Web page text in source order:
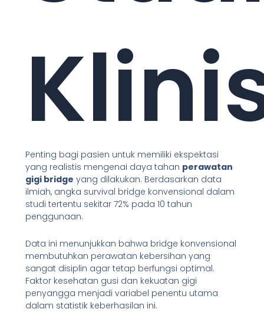
Penting bagi pasien untuk memiliki ekspektasi
yang realistis mengenai daya tahan perawatan
gigi bridge yang dilakukan. Berdasarkan data
ilmiah, angka survival bridge konvensional dalam
studi tertentu sekitar 72% pada 10 tahun
penggunaan.
Data ini menunjukkan bahwa bridge konvensional
membutuhkan perawatan kebersihan yang
sangat disiplin agar tetap berfungsi optimal.
Faktor kesehatan gusi dan kekuatan gigi
penyangga menjadi variabel penentu utama
dalam statistik keberhasilan ini.